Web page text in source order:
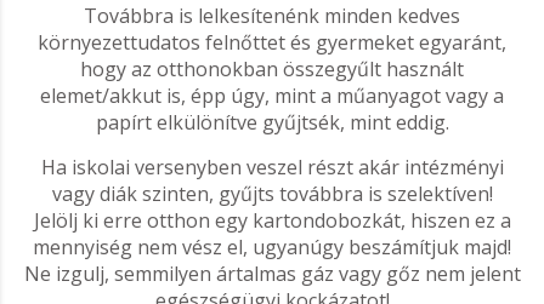
Továbbra is lelkesítenénk minden kedves
környezettudatos felnőttet és gyermeket egyaránt,
hogy az otthonokban összegyűlt használt
elemet/akkut is, épp úgy, mint a műanyagot vagy a
papírt elkülönítve gyűjtsék, mint eddig.
Ha iskolai versenyben veszel részt akár intézményi
vagy diák szinten, gyűjts továbbra is szelektíven!
Jelölj ki erre otthon egy kartondobozkát, hiszen ez a
mennyiség nem vész el, ugyanúgy beszámítjuk majd!
Ne izgulj, semmilyen ártalmas gáz vagy gőz nem jelent